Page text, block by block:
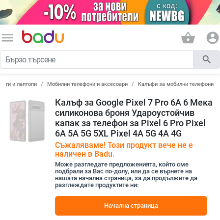
menu shopping_basket account_circle
search
и лаптопи Мобилни телефони и аксесоари Калъфи за мобилни телефони
Калъф за Google Pixel 7 Pro 6A 6 Мека
силиконова броня Удароустойчив
капак за телефон за Pixel 6 Pro Pixel
6A 5A 5G 5XL Pixel 4A 5G 4A 4G
Съжаляваме! Този продукт вече не е
наличен в Badu.
Може разгледате предложенията, който сме
подбрали за Вас по-долу, или да се върнете на
нашата начална страница, за да продължите да
разглеждате продуктите ни:
Начална страница